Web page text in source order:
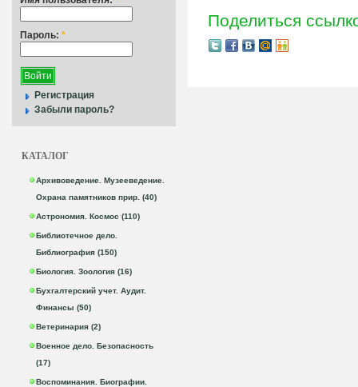
Пароль: *
Регистрация
Забыли пароль?
КАТАЛОГ
Архивоведение. Музееведение.
Охрана памятников прир. (40)
Астрономия. Космос (110)
Библиотечное дело.
Библиография (150)
Биология. Зоология (16)
Бухгалтерский учет. Аудит.
Финансы (50)
Ветеринария (2)
Военное дело. Безопасность
(17)
Воспоминания. Биографии.
Поделиться